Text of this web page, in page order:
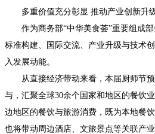
多重价值充分彰显 推动产业创新升
作为商务部“中华美食荟”重要组成部
标准构建、国际交流、产业升级与技术
入发展动能。
从直接经济带动来看，本届厨师节预
与，汇聚全球30余个国家和地区的餐饮
边地区的餐饮与旅游消费，既为本地餐
也将带动周边酒店、文旅景点等关联产